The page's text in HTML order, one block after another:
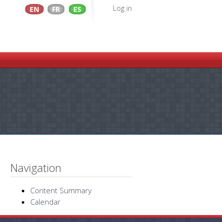
EN FR ES Log in
Navigation
Content Summary
Calendar